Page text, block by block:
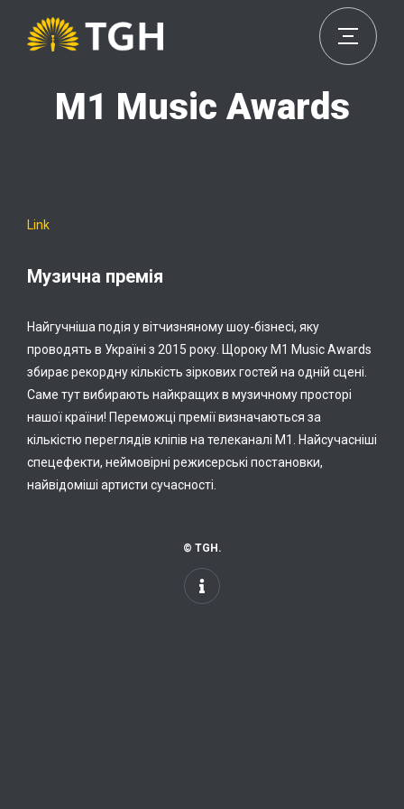
М1 Music Awards
Link
Музична премія
Найгучніша подія у вітчизняному шоу-бізнесі, яку
проводять в Україні з 2015 року. Щороку М1 Music Awards
збирає рекордну кількість зіркових гостей на одній сцені.
Саме тут вибирають найкращих в музичному просторі
нашої країни! Переможці премії визначаються за
кількістю переглядів кліпів на телеканалі М1. Найсучасніші
спецефекти, неймовірні режисерські постановки,
найвідоміші артисти сучасності.
© TGH.